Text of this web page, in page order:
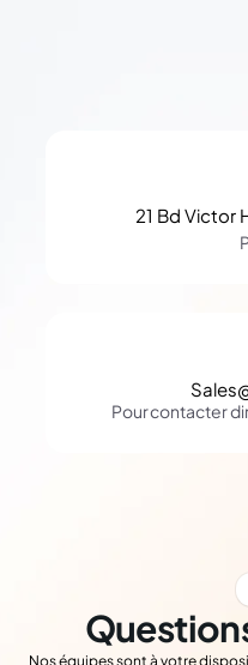
21 Bd Victor
Pour contacter
Nos équipes sont à votre